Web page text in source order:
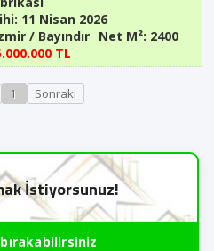
11 Nisan 2026
/ Bayındır Net M²: 2400
TL
1 Sonraki
İstiyorsunuz!